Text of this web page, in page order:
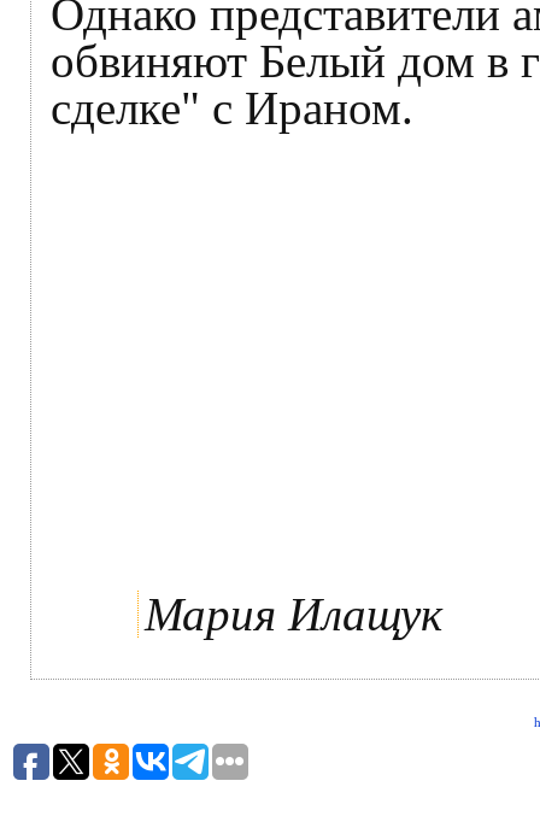
Однако представители
обвиняют Белый дом в
сделке" с Ираном.
Мария Илащук